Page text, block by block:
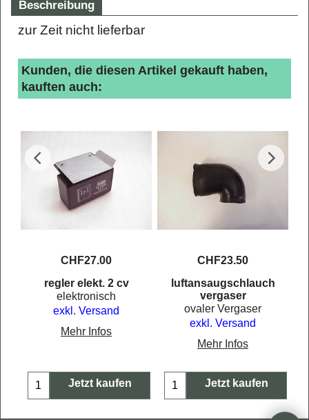
Beschreibung
zur Zeit nicht lieferbar
Kunden, die diesen Artikel gekauft haben,
kauften auch:
CHF27.00
regler elekt. 2 cv
elektronisch
exkl. Versand
Mehr Infos
Jetzt kaufen
CHF23.50
luftansaugschlauch
vergaser
ovaler Vergaser
exkl. Versand
Mehr Infos
Jetzt kaufen